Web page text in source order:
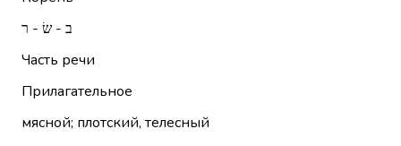
ב - שׂ - ר
Часть речи
Прилагательное
мясной; плотский, телесный